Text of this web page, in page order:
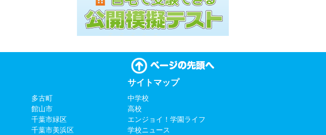
多古町
館山市
千葉市緑区
千葉市美浜区
サイトマップ
中学校
高校
エンジョイ！学園ライフ
学校ニュース